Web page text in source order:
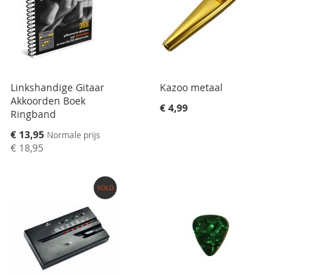
Linkshandige Gitaar
Akkoorden Boek
Ringband
Speciale
prijs
€ 13,95 Normale prijs
€ 18,95
Kazoo metaal
€ 4,99